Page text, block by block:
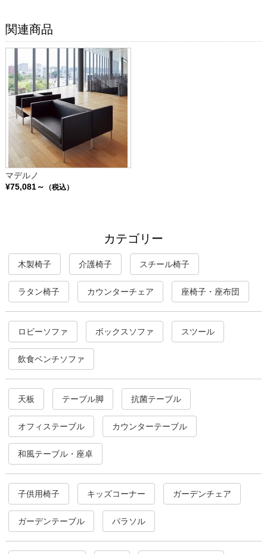
関連商品
マデルノ
¥75,081～
（税込）
カテゴリー
木製椅子 介護椅子 スチール椅子
ラタン椅子 カウンターチェア 座椅子・座布団
ロビーソファ ボックスソファ スツール
飲食ベンチソファ
天板 テーブル脚 抗菌テーブル
オフィステーブル カウンターテーブル
和風テーブル・座卓
子供用椅子 キッズコーナー ガーデンチェア
ガーデンテーブル パラソル